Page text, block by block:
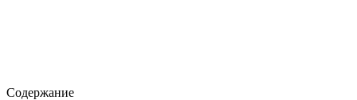
Содержание